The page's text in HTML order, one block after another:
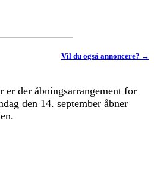
Vil du også annoncere? →
er der åbningsarrangement for
den 14. september åbner